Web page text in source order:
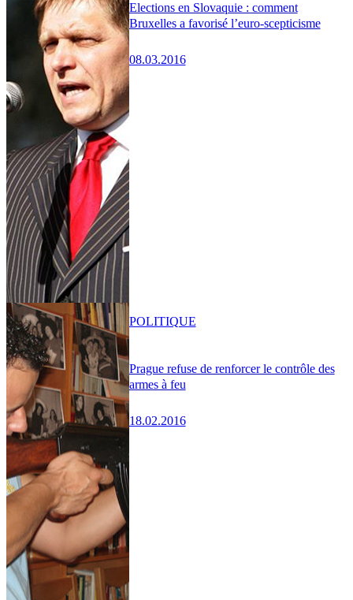
Elections en Slovaquie : comment
Bruxelles a favorisé l’euro-scepticisme
08.03.2016
Prague refuse de renforcer le contrôle des
armes à feu
18.02.2016
POLITIQUE